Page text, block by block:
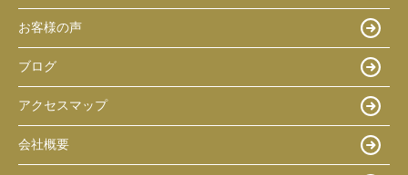
お客様の声
ブログ
アクセスマップ
会社概要